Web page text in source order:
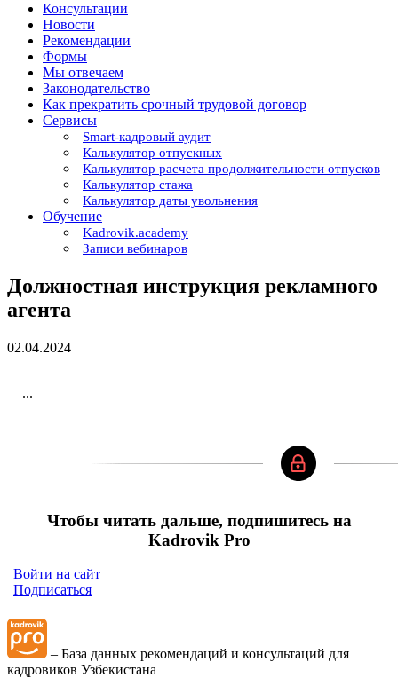
Консультации
Новости
Рекомендации
Формы
Мы отвечаем
Законодательство
Как прекратить срочный трудовой договор
Сервисы
Smart-кадровый аудит
Калькулятор отпускных
Калькулятор расчета продолжительности отпусков
Калькулятор стажа
Калькулятор даты увольнения
Обучение
Kadrovik.academy
Записи вебинаров
Должностная инструкция рекламного
агента
02.04.2024
...
Чтобы читать дальше, подпишитесь на
Kadrovik Pro
Войти на сайт
Подписаться
– База данных рекомендаций и консультаций для
кадровиков Узбекистана